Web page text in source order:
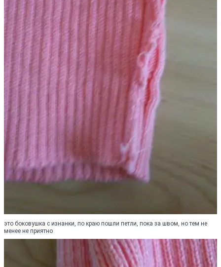
это боковушка с изнанки, по краю пошли петли, пока за швом, но тем не
менее не приятно